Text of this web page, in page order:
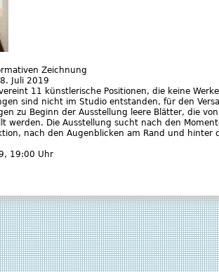
Zeichnung
Juli 2019
11 künstlerische Positionen, die keine
sind nicht im Studio entstanden, für den
zu Beginn der Ausstellung leere Blätter, die
werden. Die Ausstellung sucht nach den
nach den Augenblicken am Rand und hinter
, 19:00 Uhr